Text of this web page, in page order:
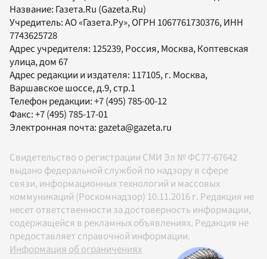
Название: Газета.Ru (Gazeta.Ru)
Учредитель:АО «Газета.Ру», ОГРН 1067761730376, ИНН
7743625728
Адрес учредителя: 125239, Россия, Москва, Коптевская
улица, дом 67
Адрес редакции и издателя: 117105, г. Москва,
Варшавское шоссе, д.9, стр.1
Телефон редакции:+7 (495) 785-00-12
Факс:+7 (495) 785-17-01
Электронная почта: gazeta@gazeta.ru
Свидетельство о регистрации СМИ Эл № ФС77-67642
выдано федеральной службой по надзору в сфере
связи, информационных технологий и массовых
коммуникаций (Роскомнадзор) 10.11.2016 г. Редакция не
несет ответственности за достоверность информации,
содержащейся в рекламных объявлениях. Редакция не
предоставляет справочной информации.
Информация об ограничениях